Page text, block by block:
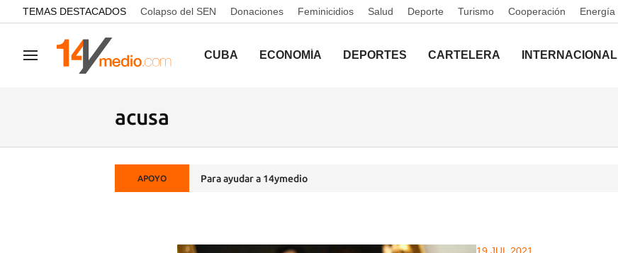
common.go-to-content
TEMAS DESTACADOS Colapso del SEN Donaciones Feminicidios Salud Deporte Turismo Cooperación Energía
Navegación CUBA ECONOMÍA DEPORTES CARTELERA INTERNACIONAL
acusa
APOYO Para ayudar a 14ymedio